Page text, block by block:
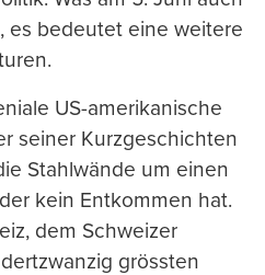
es bedeutet eine weitere
US-amerikanische
seiner Kurzgeschichten
Stahlwände um einen
kein Entkommen hat.
dem Schweizer
grössten